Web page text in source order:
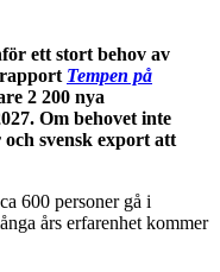
ett stort behov av
Tempen på
2 200 nya
Om behovet inte
svensk export att
600 personer gå i
års erfarenhet kommer